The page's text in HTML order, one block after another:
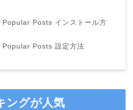
Posts インストール方
Posts 設定方法
ングが人気